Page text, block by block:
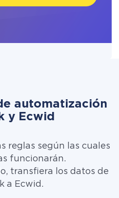
automatización
y Ecwid
reglas según las cuales
funcionarán.
transfiera los datos de
a Ecwid.